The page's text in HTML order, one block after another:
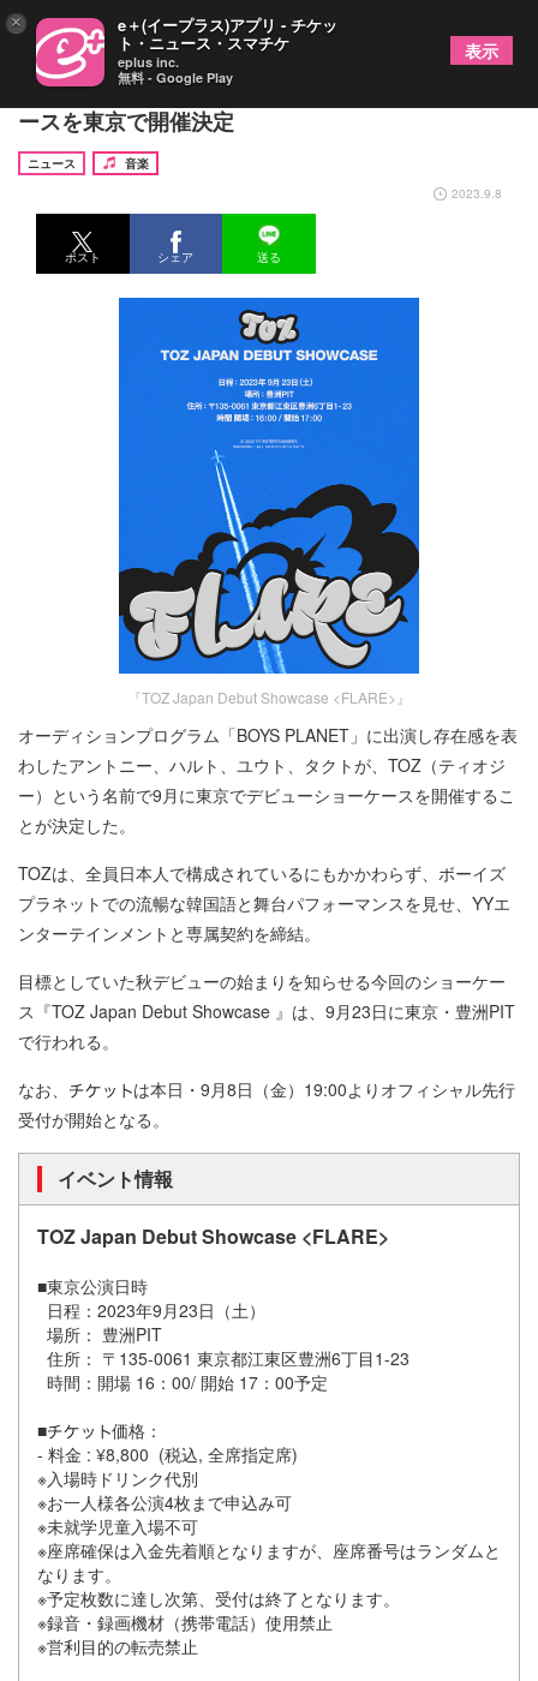
「BOYS PLANET」出身のTOZ、デビューショーケ
ースを東京で開催決定
ニュース
音楽
2023.9.8
ポスト シェア 送る
『TOZ Japan Debut Showcase <FLARE>』
オーディションプログラム「BOYS PLANET」に出演し存在感を表
わしたアントニー、ハルト、ユウト、タクトが、TOZ（ティオジ
ー）という名前で9月に東京でデビューショーケースを開催するこ
とが決定した。
TOZは、全員日本人で構成されているにもかかわらず、ボーイズ
プラネットでの流暢な韓国語と舞台パフォーマンスを見せ、YYエ
ンターテインメントと専属契約を締結。
目標としていた秋デビューの始まりを知らせる今回のショーケー
ス『TOZ Japan Debut Showcase 』は、9月23日に東京・豊洲PIT
で行われる。
なお、
は本日・9月8日（金）19:00よりオフィシャル先行
受付が開始となる。
イベント情報
TOZ Japan Debut Showcase <FLARE>
■東京公演日時
日程：2023年9月23日（土）
場所： 豊洲PIT
住所： 〒135-0061 東京都江東区豊洲6丁目1-23
時間：開場 16：00/ 開始 17：00予定
■
価格：
- 料金 : ¥8,800 (税込, 全席指定席)
※入場時ドリンク代別
※お一人様各公演4枚まで申込み可
※未就学児童入場不可
※座席確保は入金先着順となりますが、座席番号はランダムと
なります。
※予定枚数に達し次第、受付は終了となります。
※録音・録画機材（携帯電話）使用禁止
※営利目的の転売禁止
× e＋(イープラス)アプリ - チケッ
ト・ニュース・スマチケ
eplus inc.
無料 - Google Play
表示